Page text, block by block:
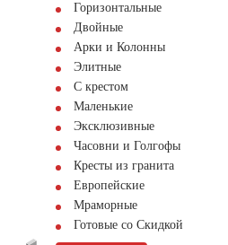
Горизонтальные
Двойные
Арки и Колонны
Элитные
С крестом
Маленькие
Эксклюзивные
Часовни и Голгофы
Кресты из гранита
Европейские
Мраморные
Готовые со Скидкой